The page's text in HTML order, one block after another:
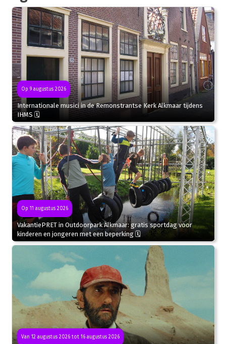
Op 9 augustus 2026
Internationale musici in de Remonstrantse Kerk Alkmaar tijdens
IHMS 🗓
Op 11 augustus 2026
VakantiePRET in Outdoorpark Alkmaar: gratis sportdag voor
kinderen en jongeren met een beperking 🗓
Van 12 augustus 2026 tot 16 augustus 2026